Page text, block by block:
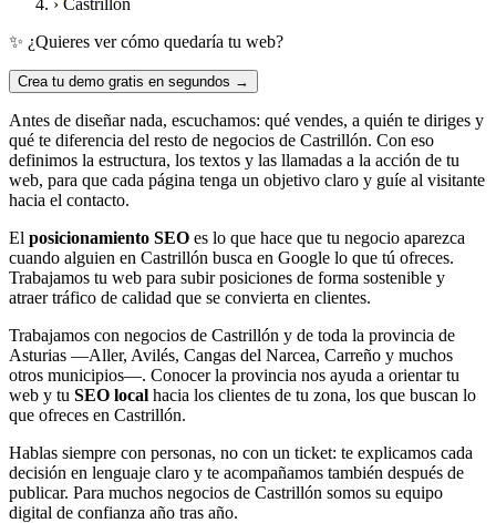
✨ ¿Quieres ver cómo quedaría tu web?
Crea tu demo gratis en segundos →
Antes de diseñar nada, escuchamos: qué vendes, a quién te diriges y
qué te diferencia del resto de negocios de Castrillón. Con eso
definimos la estructura, los textos y las llamadas a la acción de tu
web, para que cada página tenga un objetivo claro y guíe al visitante
hacia el contacto.
El posicionamiento SEO es lo que hace que tu negocio aparezca
cuando alguien en Castrillón busca en Google lo que tú ofreces.
Trabajamos tu web para subir posiciones de forma sostenible y
atraer tráfico de calidad que se convierta en clientes.
Trabajamos con negocios de Castrillón y de toda la provincia de
Asturias —Aller, Avilés, Cangas del Narcea, Carreño y muchos
otros municipios—. Conocer la provincia nos ayuda a orientar tu
web y tu SEO local hacia los clientes de tu zona, los que buscan lo
que ofreces en Castrillón.
Hablas siempre con personas, no con un ticket: te explicamos cada
decisión en lenguaje claro y te acompañamos también después de
publicar. Para muchos negocios de Castrillón somos su equipo
digital de confianza año tras año.